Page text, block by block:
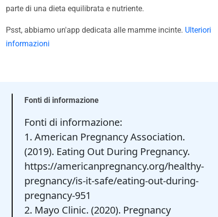
parte di una dieta equilibrata e nutriente.
Psst, abbiamo un'app dedicata alle mamme incinte. Ulteriori
informazioni
Fonti di informazione
Fonti di informazione:
1. American Pregnancy Association.
(2019). Eating Out During Pregnancy.
https://americanpregnancy.org/healthy-
pregnancy/is-it-safe/eating-out-during-
pregnancy-951
2. Mayo Clinic. (2020). Pregnancy